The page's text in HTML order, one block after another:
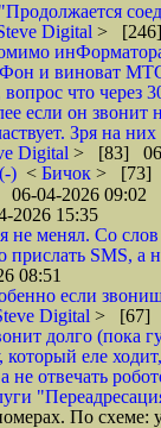
Digital > [246]
и виноват
вопрос что
если он
Зря на
Digital > [83] 06-
(-) < Бичок > [73]
04-2026 09:02
15:35
не менял. Со
прислать SMS, а
08:51
если
Digital > [67]
долго (пока
еле
не отвечать
По